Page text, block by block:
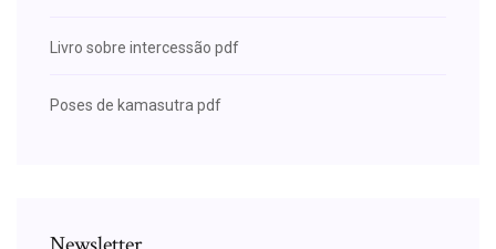
Livro sobre intercessão pdf
Poses de kamasutra pdf